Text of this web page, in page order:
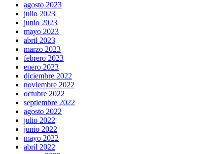
agosto 2023
julio 2023
junio 2023
mayo 2023
abril 2023
marzo 2023
febrero 2023
enero 2023
diciembre 2022
noviembre 2022
octubre 2022
septiembre 2022
agosto 2022
julio 2022
junio 2022
mayo 2022
abril 2022